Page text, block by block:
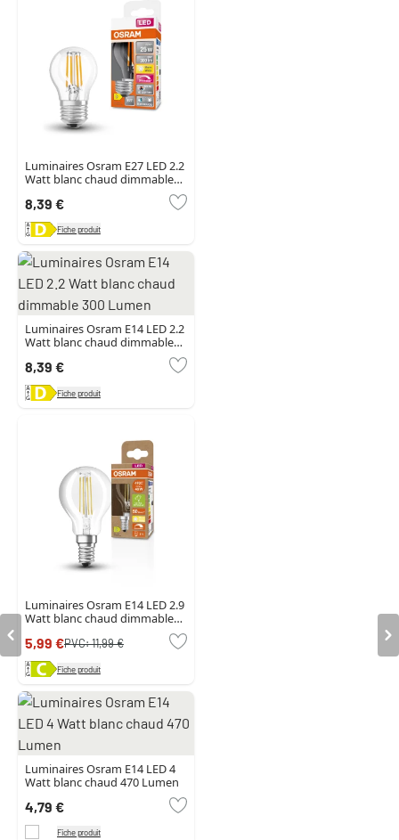
Luminaires Osram E27 LED 2.2
Watt blanc chaud dimmable
8,39 €
Fiche produit
Luminaires Osram E14 LED 2.2
Watt blanc chaud dimmable
8,39 €
Fiche produit
Luminaires Osram E14 LED 2.9
Watt blanc chaud dimmable
5,99 €PVC:11,99 €
Fiche produit
Luminaires Osram E14 LED 4
Watt blanc chaud 470 Lumen
4,79 €
Fiche produit